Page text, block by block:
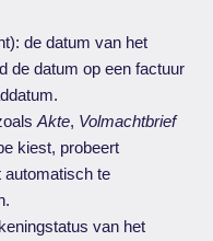
de datum van het
de datum op een factuur
Akte, Volmachtbrief
kiest, probeert
automatisch te
van het